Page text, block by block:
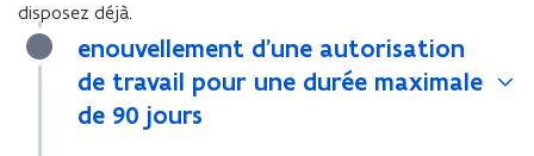
disposez déjà.
enouvellement d’une autorisation
de travail pour une durée maximale
de 90 jours